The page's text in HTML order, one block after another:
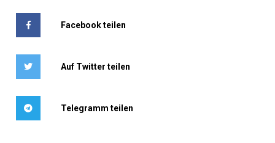
Facebook teilen
Auf Twitter teilen
Telegramm teilen